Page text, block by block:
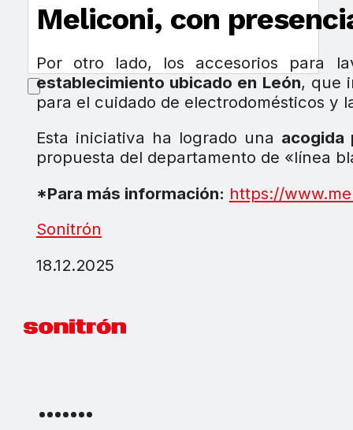
Meliconi, con
Por otro lado, los accesorios para
establecimiento ubicado en León, que
para el cuidado de electrodomésticos y
Esta iniciativa ha logrado una acogida
propuesta del departamento de «línea
*Para más información: https://
Sonitrón
18.12.2025